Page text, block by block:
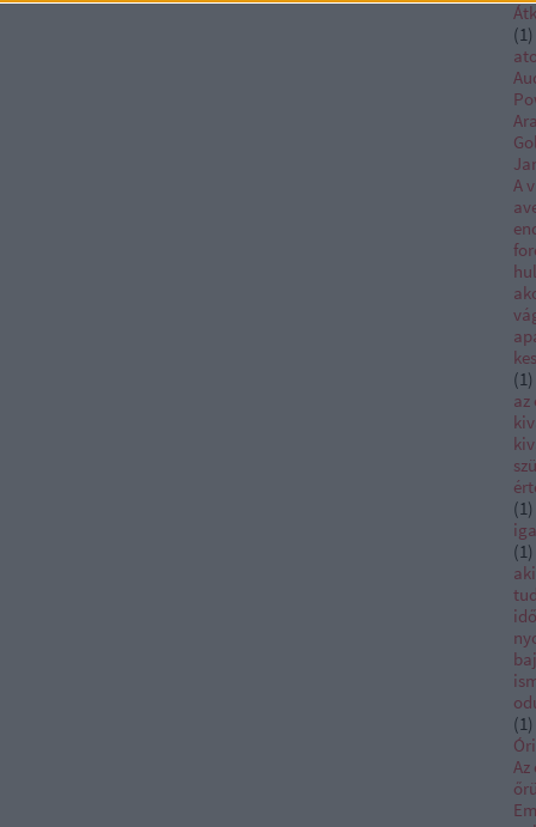
(1)
A
(1)
az
(1)
(1)
(1)